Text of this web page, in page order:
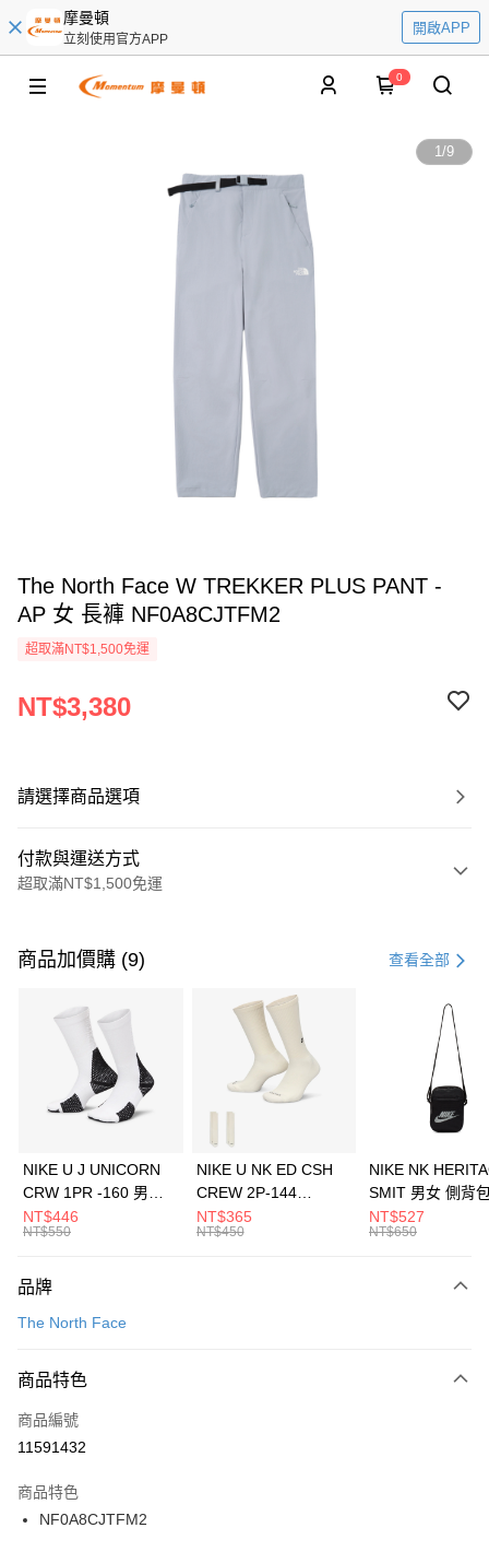
摩曼頓
立刻使用官方APP
開啟APP
0
1/9
The North Face W TREKKER PLUS PANT -
AP 女 長褲 NF0A8CJTFM2
超取滿NT$1,500免運
NT$3,380
請選擇商品選項
付款與運送方式
超取滿NT$1,500免運
信用卡一次付款
3 期 0 利率 每期 21家銀行
合作金庫商業銀行
第一商業銀行
華南商業銀行
彰化商業銀行
上海商業儲蓄銀行
元大商業銀行
台灣樂天信用卡公司
Apple Pay
全盈+PAY
AFTEE先享後付
【關於「AFTEE先享後付」】
便利好安心！
３．安心：先確認商品／服務後，再付款。
【「AFTEE先享後付」結帳流程】
１．於結帳方式選擇「AFTEE先享後付」後，將跳轉至「AFTEE先享後付」
２．訂單成立數日內，您將收到繳費通知簡訊。
３．收到繳費通知簡訊後14天內，點擊此簡訊中的連結，可透過四大超商／
ATM／網路銀行／等多元方式進行付款，方視為交易完成。
運送方式
每筆NT$100，滿NT$1,500(含以上)免運費
宅配
每筆NT$100，滿NT$1,500(含以上)免運費
付款後門市自取
每筆NT$100，滿NT$1,500(含以上)免運費
商品加價購 (9) 查看全部
NIKE U J UNICORN
CRW 1PR -160 男女
中統襪 FZ3393100
NT$446
NT$550
NIKE U NK ED CSH
CREW 2P-144
EMBRDY 男女 短統襪
FZ3073133
NT$365
NT$450
NIKE NK
SMIT 男女 側背
BA5871010
NT$527
NT$650
品牌
The North Face
商品特色
商品編號
11591432
商品特色
NF0A8CJTFM2